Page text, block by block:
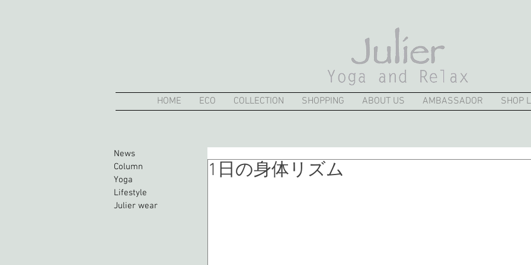
HOME ECO COLLECTION SHOPPING ABOUT US AMBASSADOR SHOP
News
Column
Yoga
Lifestyle
Julier wear
1日の身体リズム